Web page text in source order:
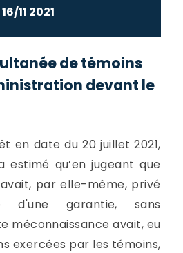
16/11 2021
de témoins
devant le
en date du 20 juillet 2021,
estimé qu’en jugeant que
par elle-même, privé
d'une garantie, sans
méconnaissance avait, eu
exercées par les témoins,